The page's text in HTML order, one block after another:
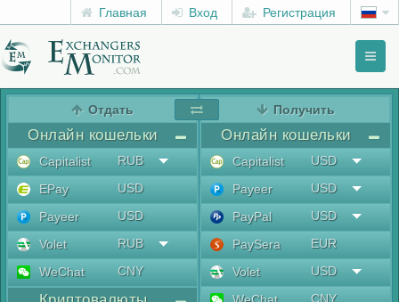
Главная Вход Регистрация
Отдать
Онлайн кошельки
Capitalist
RUB
EPay
USD
Payeer
USD
Volet
RUB
WeChat
CNY
Получить
Онлайн кошельки
Capitalist
USD
Payeer
USD
PayPal
USD
PaySera
EUR
Volet
USD
CNY